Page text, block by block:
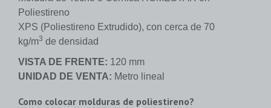
Poliestireno
XPS (Poliestireno Extrudido), con cerca de 70
kg/m3 de densidad
VISTA DE FRENTE: 120 mm
UNIDAD DE VENTA: Metro lineal
Como colocar molduras de poliestireno?